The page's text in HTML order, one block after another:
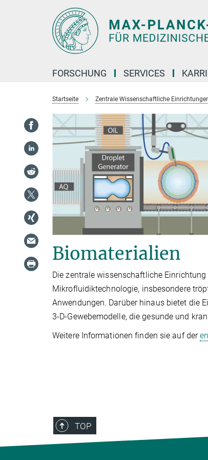
FORSCHUNG SERVICES
Startseite Zentrale Wissenschaftliche
Biomaterialien
Die zentrale wissenschaftliche
Mikrofluidiktechnologie, insbesondere
Anwendungen. Darüber hinaus bietet die
3-D-Gewebemodelle, die gesunde und
Weitere Informationen finden sie auf der
TOP